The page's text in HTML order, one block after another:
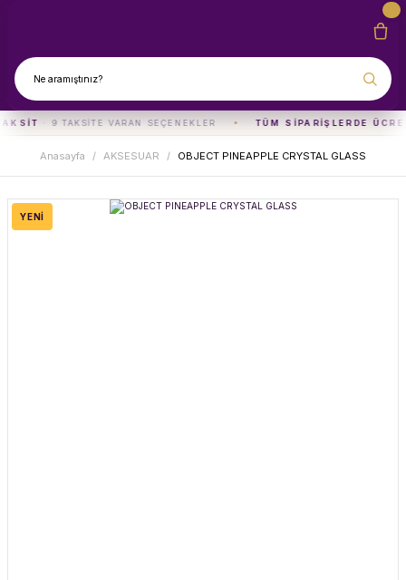
· 9 TAKSITE VARAN SEÇENEKLER TÜM SIPARIŞLERDE
Anasayfa AKSESUAR OBJECT PINEAPPLE CRYSTAL GLASS
YENİ